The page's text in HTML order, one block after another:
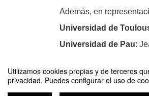
Utilizamos cookies propias y de terceros
privacidad. Puedes configurar el uso de
Además, en
Universidad de
Universidad de Pau:
Programa de Doctorado en